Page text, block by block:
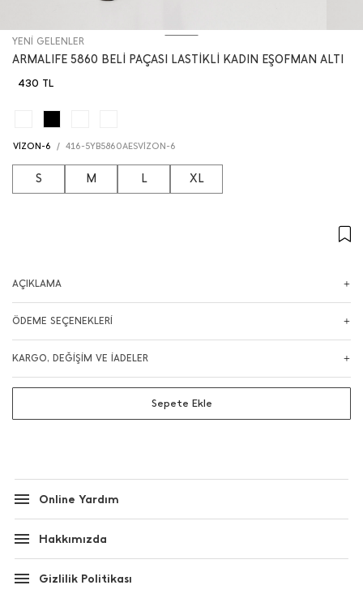
YENİ GELENLER
ARMALIFE 5860 BELİ PAÇASI LASTİKLİ KADIN EŞOFMAN ALTI
430 TL
S M L XL
VİZON-6 / 416-5YB5860AESVİZON-6
Sepete Ekle
AÇIKLAMA
ÖDEME SEÇENEKLERİ
KARGO, DEĞİŞİM VE İADELER
Online Yardım
Hakkımızda
Gizlilik Politikası